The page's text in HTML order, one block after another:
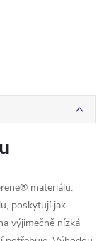
materiálu.
poskytují jak
výjimečně nízká